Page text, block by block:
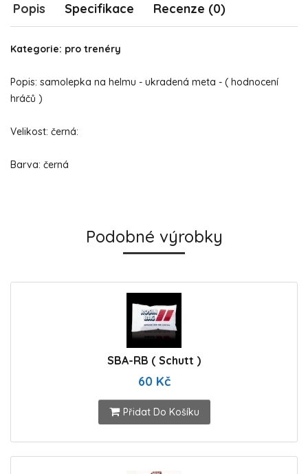
Popis Specifikace Recenze (0)
Kategorie: pro trenéry
Popis: samolepka na helmu - ukradená meta - ( hodnocení
hráčů )
Velikost: černá:
Barva: černá
Podobné výrobky
SBA-RB ( Schutt )
60 Kč
Přidat Do Košíku